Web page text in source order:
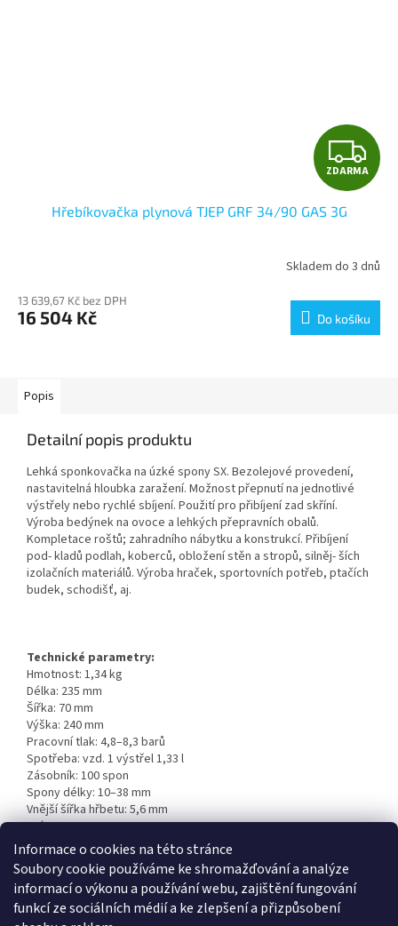
Informace o cookies na této stránce
Soubory cookie používáme ke shromažďování a analýze
informací o výkonu a používání webu, zajištění fungování
funkcí ze sociálních médií a ke zlepšení a přizpůsobení
Z
D
R
M
A
ZDARMA
Hřebíkovačka plynová TJEP GRF 34/90 GAS 3G
Skladem do 3 dnů
13 639,67 Kč bez DPH
16 504 Kč Do košíku
Popis
Detailní popis produktu
Lehká sponkovačka na úzké spony SX. Bezolejové provedení,
nastavitelná hloubka zaražení. Možnost přepnutí na jednotlivé
výstřely nebo rychlé sbíjení. Použití pro přibíjení zad skříní.
Výroba bedýnek na ovoce a lehkých přepravních obalů.
Kompletace roštů; zahradního nábytku a konstrukcí. Přibíjení
pod- kladů podlah, koberců, obložení stěn a stropů, silněj- ších
izolačních materiálů. Výroba hraček, sportovních potřeb, ptačích
budek, schodišť, aj.
Technické parametry:
Hmotnost: 1,34 kg
Délka: 235 mm
Šířka: 70 mm
Výška: 240 mm
Pracovní tlak: 4,8–8,3 barů
Spotřeba: vzd. 1 výstřel 1,33 l
Zásobník: 100 spon
Spony délky: 10–38 mm
Vnější šířka hřbetu: 5,6 mm
Drát: Ø 0,9 x 1,3 mm
Materiál: zinkovaná ocel, nerez
Doplňkové parametry